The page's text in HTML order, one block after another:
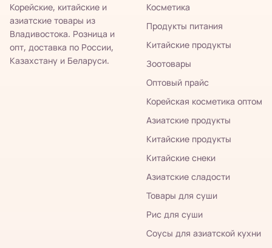
Корейские, китайские и
азиатские товары из
Владивостока. Розница и
опт, доставка по России,
Казахстану и Беларуси.
Косметика
Продукты питания
Китайские продукты
Зоотовары
Оптовый прайс
Корейская косметика оптом
Азиатские продукты
Китайские продукты
Китайские снеки
Азиатские сладости
Товары для суши
Рис для суши
Соусы для азиатской кухни